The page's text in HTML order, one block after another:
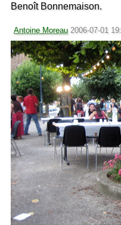
Benoît Bonnemaison.
Antoine Moreau 2006-07-01